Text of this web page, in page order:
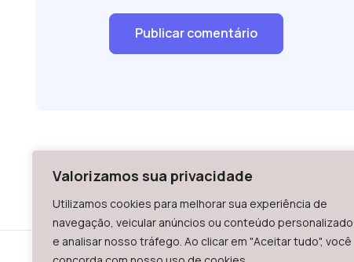
Valorizamos sua privacidade
Utilizamos cookies para melhorar sua experiência de
navegação, veicular anúncios ou conteúdo personalizado
e analisar nosso tráfego. Ao clicar em "Aceitar tudo", você